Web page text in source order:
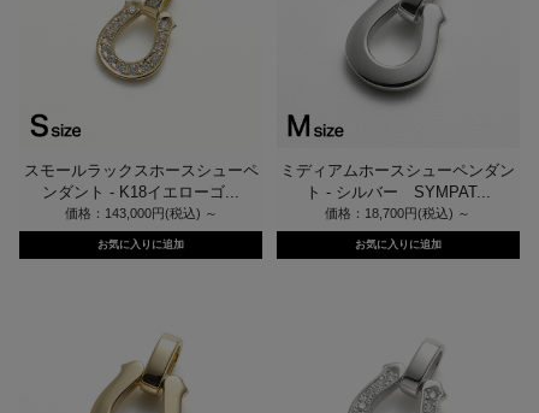
スモールラックスホースシューペ
ンダント - K18イエローゴ...
価格：143,000円(税込) ～
ミディアムホースシューペンダン
ト - シルバー SYMPAT...
価格：18,700円(税込) ～